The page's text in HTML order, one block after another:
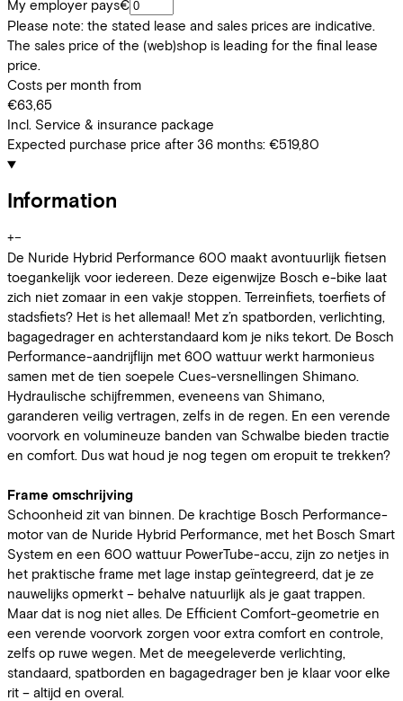
My employer pays€
Please note: the stated lease and sales prices are indicative.
The sales price of the (web)shop is leading for the final lease
price.
Costs per month from
€63,65
Incl. Service & insurance package
Expected purchase price after 36 months: €519,80
Information
+−
De Nuride Hybrid Performance 600 maakt avontuurlijk fietsen
toegankelijk voor iedereen. Deze eigenwijze Bosch e-bike laat
zich niet zomaar in een vakje stoppen. Terreinfiets, toerfiets of
stadsfiets? Het is het allemaal! Met z’n spatborden, verlichting,
bagagedrager en achterstandaard kom je niks tekort. De Bosch
Performance-aandrijflijn met 600 wattuur werkt harmonieus
samen met de tien soepele Cues-versnellingen Shimano.
Hydraulische schijfremmen, eveneens van Shimano,
garanderen veilig vertragen, zelfs in de regen. En een verende
voorvork en volumineuze banden van Schwalbe bieden tractie
en comfort. Dus wat houd je nog tegen om eropuit te trekken?
Frame omschrijving
Schoonheid zit van binnen. De krachtige Bosch Performance-
motor van de Nuride Hybrid Performance, met het Bosch Smart
System en een 600 wattuur PowerTube-accu, zijn zo netjes in
het praktische frame met lage instap geïntegreerd, dat je ze
nauwelijks opmerkt – behalve natuurlijk als je gaat trappen.
Maar dat is nog niet alles. De Efficient Comfort-geometrie en
een verende voorvork zorgen voor extra comfort en controle,
zelfs op ruwe wegen. Met de meegeleverde verlichting,
standaard, spatborden en bagagedrager ben je klaar voor elke
rit – altijd en overal.